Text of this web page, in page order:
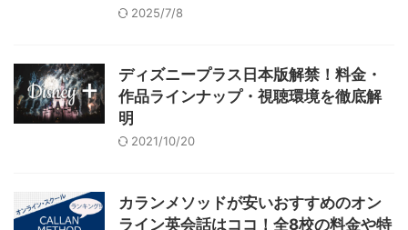
2025/7/8
ディズニープラス日本版解禁！料金・
作品ラインナップ・視聴環境を徹底解
明
2021/10/20
カランメソッドが安いおすすめのオン
ライン英会話はココ！全8校の料金や特